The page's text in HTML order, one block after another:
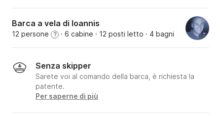
Barca a vela di Ioannis
12 persone ? · 6 cabine · 12 posti letto · 4 bagni
Senza skipper
Sarete voi al comando della barca, è richiesta la
patente.
Per saperne di più